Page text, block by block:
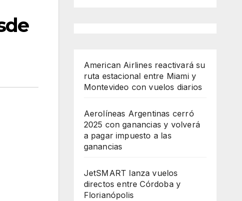
American Airlines reactivará su
ruta estacional entre Miami y
Montevideo con vuelos diarios
Aerolíneas Argentinas cerró
2025 con ganancias y volverá
a pagar impuesto a las
ganancias
JetSMART lanza vuelos
directos entre Córdoba y
Florianópolis